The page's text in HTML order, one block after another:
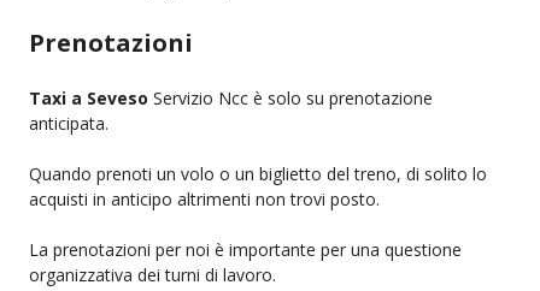
Prenotazioni
Taxi a Seveso Servizio Ncc è solo su prenotazione
anticipata.
Quando prenoti un volo o un biglietto del treno, di solito lo
acquisti in anticipo altrimenti non trovi posto.
La prenotazioni per noi è importante per una questione
organizzativa dei turni di lavoro.